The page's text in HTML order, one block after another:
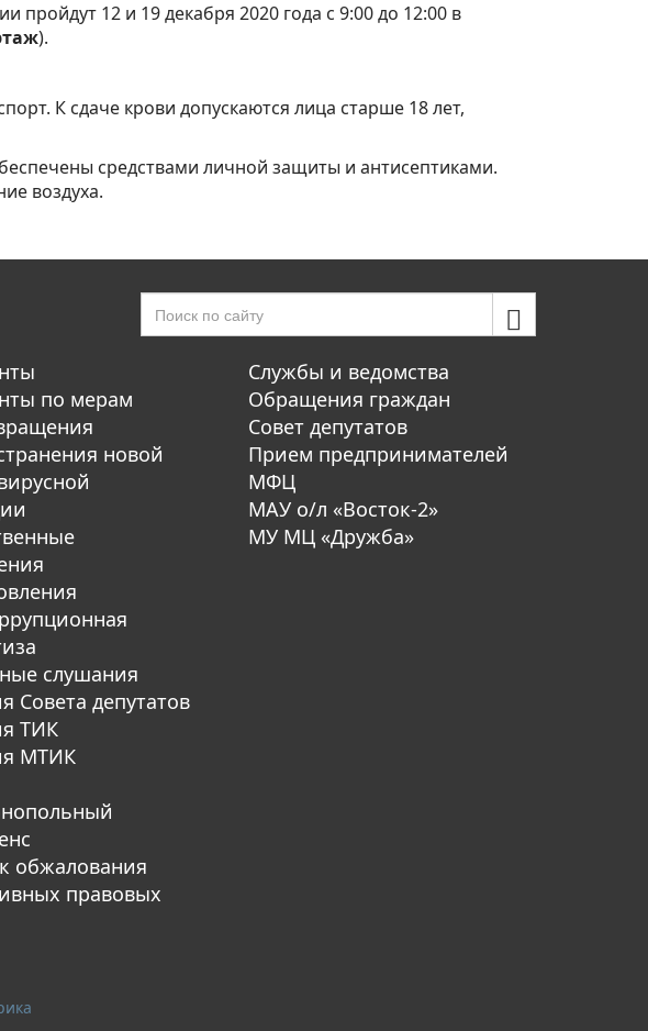
пройдут 12 и 19 декабря 2020 года с 9:00 до 12:00 в
).
К сдаче крови допускаются лица старше 18 лет,
средствами личной защиты и антисептиками.
воздуха.
по мерам
новой
слушания
Совета депутатов
ТИК
МТИК
обжалования
правовых
Службы и ведомства
Обращения граждан
Совет депутатов
Прием предпринимателей
МФЦ
МАУ о/л «Восток-2»
МУ МЦ «Дружба»